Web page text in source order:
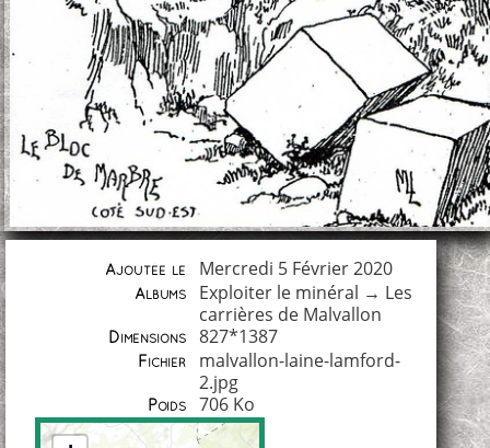
Ajoutée le Mercredi 5 Février 2020
Albums Exploiter le minéral → Les
carrières de Malvallon
Dimensions 827*1387
Fichier
malvallon-laine-lamford-
2.jpg
Poids 706 Ko